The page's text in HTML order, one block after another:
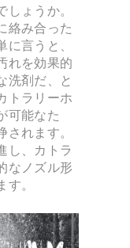
ょうか。
絡み合った
言うと、
れを効果的
洗剤だ、と
トラリーホ
可能なた
れます。
し、カトラ
なノズル形
。